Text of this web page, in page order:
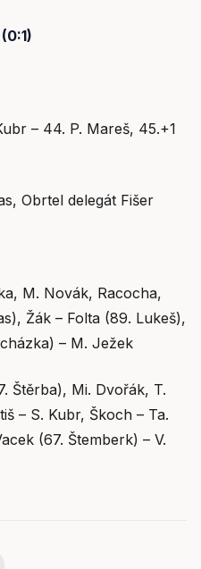
– 44. P. Mareš, 45.+1
Obrtel delegát Fišer
M. Novák, Racocha,
Žák – Folta (89. Lukeš),
– M. Ježek
Štěrba), Mi. Dvořák, T.
– S. Kubr, Škoch – Ta.
(67. Štemberk) – V.